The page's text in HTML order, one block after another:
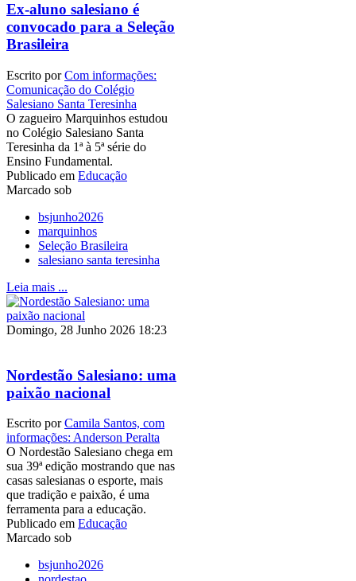
Ex-aluno salesiano é
convocado para a Seleção
Brasileira
Escrito porCom informações:
Comunicação do Colégio
Salesiano Santa Teresinha
O zagueiro Marquinhos estudou
no Colégio Salesiano Santa
Teresinha da 1ª à 5ª série do
Ensino Fundamental.
Publicado em Educação
Marcado sob
bsjunho2026
marquinhos
Seleção Brasileira
salesiano santa teresinha
Leia mais ...
Domingo, 28 Junho 2026 18:23
Nordestão Salesiano: uma
paixão nacional
Escrito porCamila Santos, com
informações: Anderson Peralta
O Nordestão Salesiano chega em
sua 39ª edição mostrando que nas
casas salesianas o esporte, mais
que tradição e paixão, é uma
ferramenta para a educação.
Publicado em Educação
Marcado sob
bsjunho2026